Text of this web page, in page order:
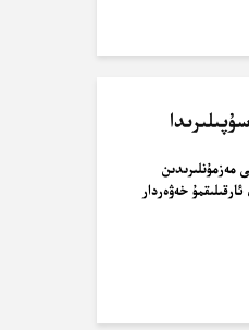
مەزمۇنلىرىدىن
خەۋەردار